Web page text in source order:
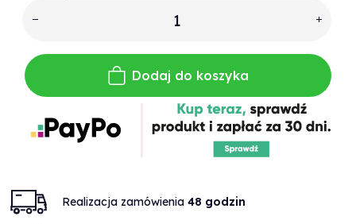
Dodaj do koszyka
Realizacja zamówienia 48 godzin